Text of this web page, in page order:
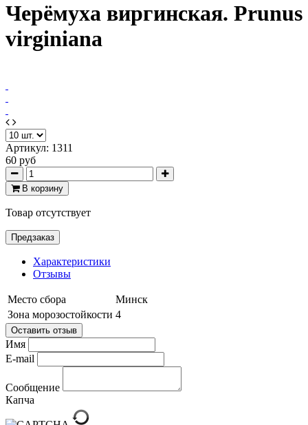
Черёмуха виргинская. Prunus
virginiana
Артикул: 1311
60 руб
В корзину
Товар отсутствует
Предзаказ
Характеристики
Отзывы
Место сбора
Минск
Зона морозостойкости 4
Оставить отзыв
Имя
E-mail
Сообщение
Капча